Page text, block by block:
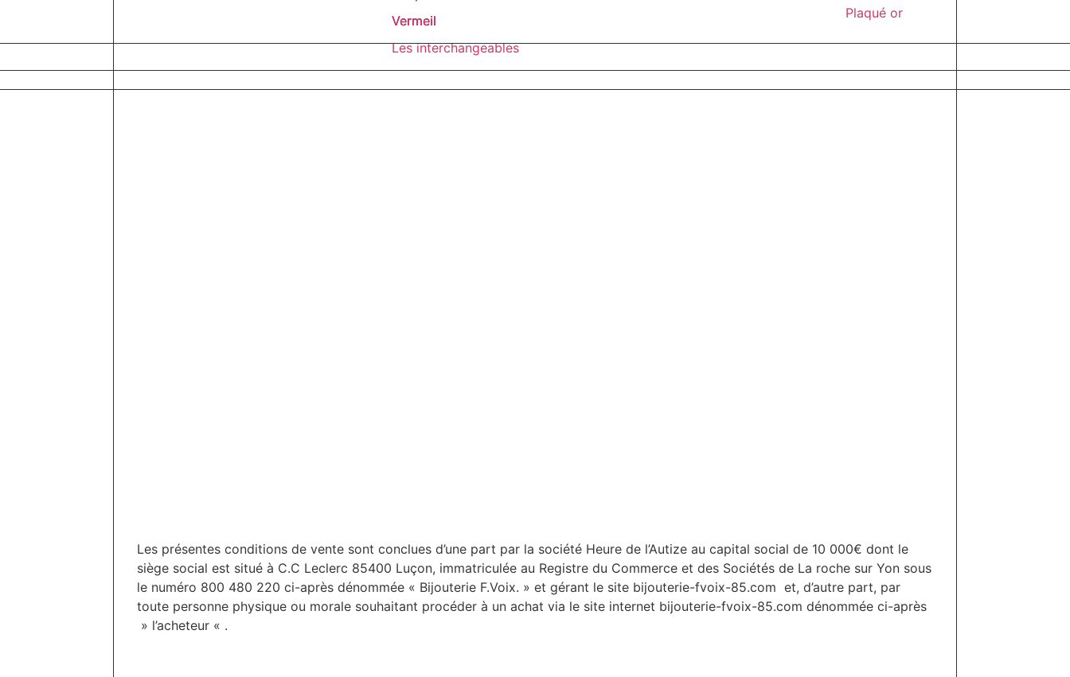
Vermeil
Vermeil
Vermeil
Les interchangeables
Plaqué or
Les présentes conditions de vente sont conclues d’une part par la société Heure de l’Autize au capital social de 10 000€ dont le
siège social est situé à C.C Leclerc 85400 Luçon, immatriculée au Registre du Commerce et des Sociétés de La roche sur Yon sous
le numéro 800 480 220 ci-après dénommée « Bijouterie F.Voix. » et gérant le site bijouterie-fvoix-85.com et, d’autre part, par
toute personne physique ou morale souhaitant procéder à un achat via le site internet bijouterie-fvoix-85.com dénommée ci-après
» l’acheteur « .